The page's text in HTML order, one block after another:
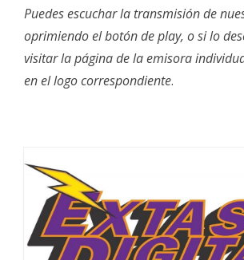
Puedes escuchar la transmisión de
oprimiendo el botón de play, o si lo
visitar la página de la emisora
en el logo correspondiente.